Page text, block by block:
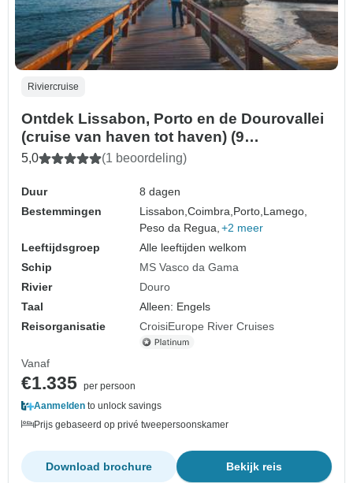
Riviercruise
Ontdek Lissabon, Porto en de Dourovallei
(cruise van haven tot haven) (9
bestemmingen)
5,0 (1 beoordeling)
Duur
8 dagen
Bestemmingen
Lissabon,Coimbra, Porto, Lamego,
Peso da Regua, +2 meer
Leeftijdsgroep
Alle leeftijden welkom
Schip
MS Vasco da Gama
Rivier
Douro
Taal
Alleen: Engels
Reisorganisatie
CroisiEurope River Cruises
Vanaf
€1.335 per persoon
Aanmelden to unlock savings
Prijs gebaseerd op privé tweepersoonskamer
Bekijk reis
Download brochure